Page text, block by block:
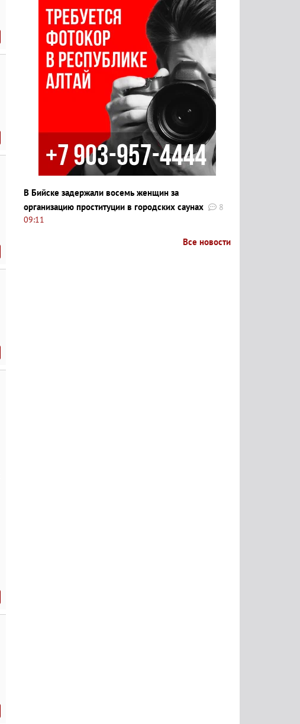
В Бийске задержали восемь женщин за
организацию проституции в городских саунах
8
09:11
Все новости